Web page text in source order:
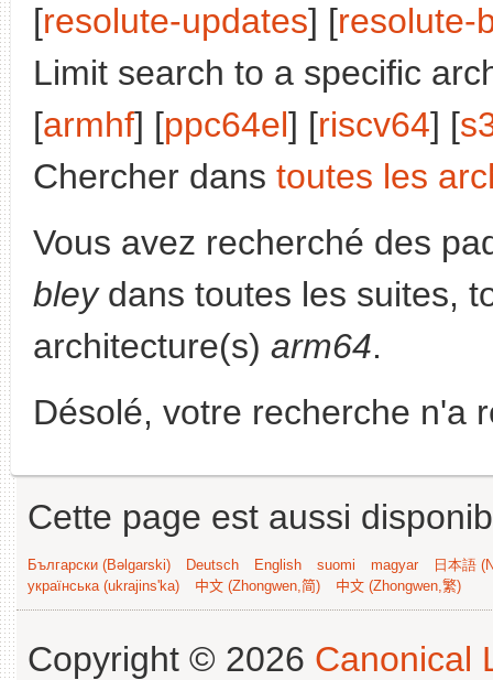
[resolute-updates] [resolute-
Limit search to a specific
[armhf] [ppc64el] [riscv64] [
Chercher dans toutes les
Vous avez recherché des
bleydans toutes les suites,
architecture(s) arm64.
Désolé, votre recherche n'a
Cette page est aussi
Български (Bəlgarski) Deutsch English suomi magyar
日本語
українська (ukrajins'ka)
中文 (Zhongwen,简) 中文 (Zhongwen,繁)
Copyright © 2026 Canonical